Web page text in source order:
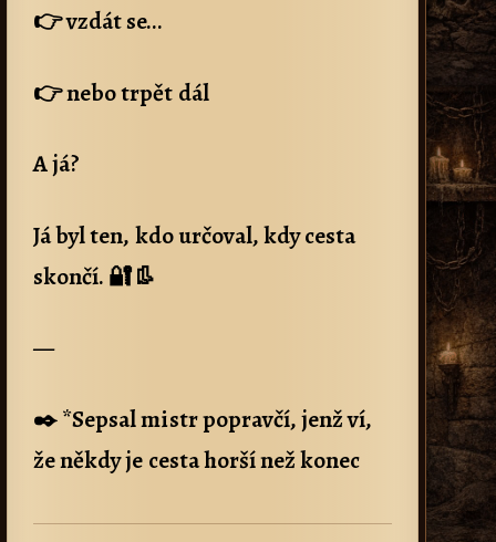
👉 vzdát se…
👉 nebo trpět dál
A já?
Já byl ten, kdo určoval, kdy cesta
skončí. 🔐👢
—
✒️ *Sepsal mistr popravčí, jenž ví,
že někdy je cesta horší než konec